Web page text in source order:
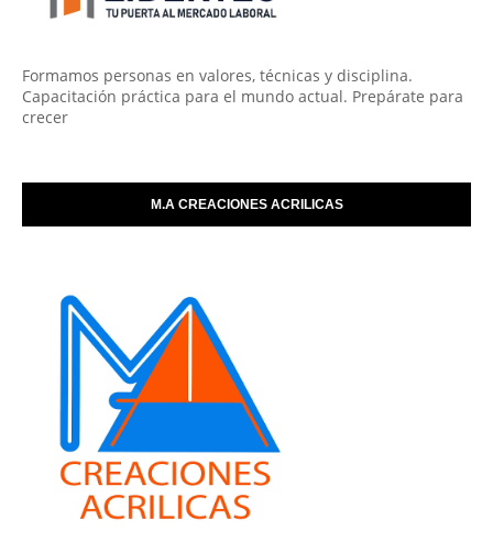
Formamos personas en valores, técnicas y disciplina.
Capacitación práctica para el mundo actual. Prepárate para
crecer
M.A CREACIONES ACRILICAS